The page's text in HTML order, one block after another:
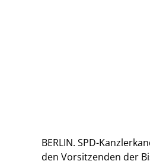
BERLIN. SPD-
den Vorsitzenden der